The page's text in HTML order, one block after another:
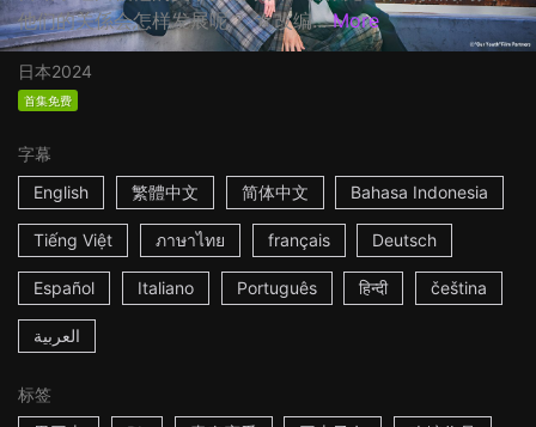
他们的关係会怎样发展呢？ ☆改编... More
日本2024
首集免费
字幕
English
繁體中文 简体中文 Bahasa Indonesia
Tiếng Việt ภาษาไทย français Deutsch
Español Italiano Português हिन्दी čeština
العربية
标签